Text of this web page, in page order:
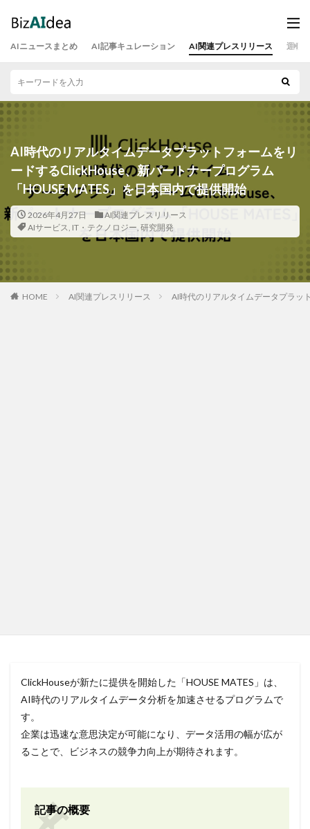
AIニュースまとめ AI記事キュレーション AI関連プレスリリース 運営
AI時代のリアルタイムデータプラットフォームをリ
ードするClickHouse、新パートナープログラム
「HOUSE MATES」を日本国内で提供開始
2026年4月27日
AI関連プレスリリース
AIサービス, IT・テクノロジー, 研究開発
HOME AI関連プレスリリース AI時代のリアルタイムデータプラッ
ClickHouseが新たに提供を開始した「HOUSE MATES」は、
AI時代のリアルタイムデータ分析を加速させるプログラムで
す。
企業は迅速な意思決定が可能になり、データ活用の幅が広が
ることで、ビジネスの競争力向上が期待されます。
記事の概要